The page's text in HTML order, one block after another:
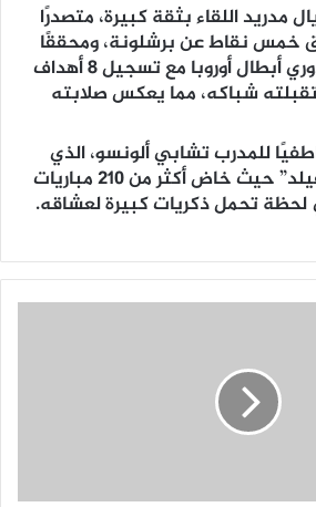
مدريد اللقاء بثقة كبيرة، متصدرًا
خمس نقاط عن برشلونة، ومحققًا
العلامة الكاملة في دوري أبطال أوروبا مع تسجيل 8 أهداف
شباكه، مما يعكس صلابته
للمدرب تشابي ألونسو، الذي
يعود إلى ملعب “الآنفيلد” حيث خاض أكثر من 210 مباريات
تحمل ذكريات كبيرة لعشاقه.